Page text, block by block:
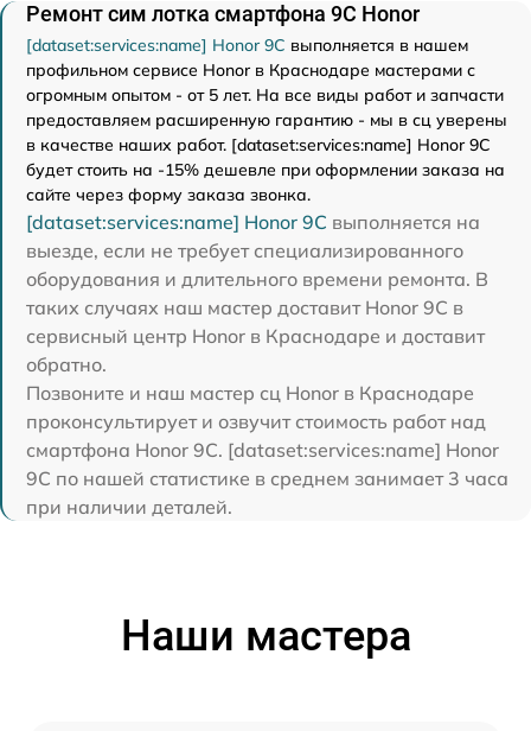
Ремонт сим лотка смартфона 9C Honor
[dataset:services:name] Honor 9C выполняется в нашем
профильном сервисе Honor в Краснодаре мастерами с
огромным опытом - от 5 лет. На все виды работ и запчасти
предоставляем расширенную гарантию - мы в сц уверены
в качестве наших работ. [dataset:services:name] Honor 9C
будет стоить на -15% дешевле при оформлении заказа на
сайте через форму заказа звонка.
[dataset:services:name] Honor 9C выполняется на
выезде, если не требует специализированного
оборудования и длительного времени ремонта. В
таких случаях наш мастер доставит Honor 9C в
сервисный центр Honor в Краснодаре и доставит
обратно.
Позвоните и наш мастер сц Honor в Краснодаре
проконсультирует и озвучит стоимость работ над
смартфона Honor 9C. [dataset:services:name] Honor
9C по нашей статистике в среднем занимает 3 часа
при наличии деталей.
Наши мастера